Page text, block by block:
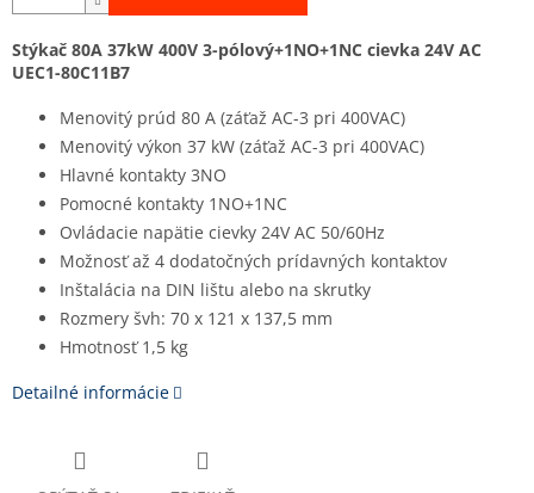
Stýkač 80A 37kW 400V 3-pólový+1NO+1NC cievka 24V AC
UEC1-80C11B7
Menovitý prúd 80 A (záťaž AC-3 pri 400VAC)
Menovitý výkon 37 kW (záťaž AC-3 pri 400VAC)
Hlavné kontakty 3NO
Pomocné kontakty 1NO+1NC
Ovládacie napätie cievky 24V AC 50/60Hz
Možnosť až 4 dodatočných prídavných kontaktov
Inštalácia na DIN lištu alebo na skrutky
Rozmery švh: 70 x 121 x 137,5 mm
Hmotnosť 1,5 kg
Detailné informácie